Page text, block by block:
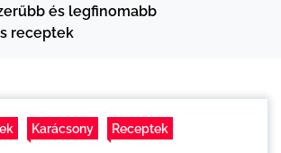
és legfinomabb
receptek
Karácsony Receptek